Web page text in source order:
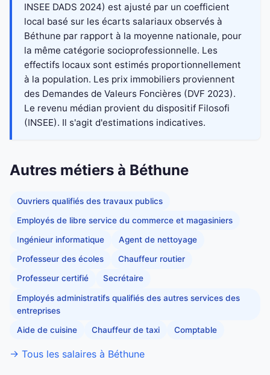
INSEE DADS 2024) est ajusté par un coefficient
local basé sur les écarts salariaux observés à
Béthune par rapport à la moyenne nationale, pour
la même catégorie socioprofessionnelle. Les
effectifs locaux sont estimés proportionnellement
à la population. Les prix immobiliers proviennent
des Demandes de Valeurs Foncières (DVF 2023).
Le revenu médian provient du dispositif Filosofi
(INSEE). Il s'agit d'estimations indicatives.
Autres métiers à Béthune
Ouvriers qualifiés des travaux publics
Employés de libre service du commerce et magasiniers
Ingénieur informatique Agent de nettoyage
Professeur des écoles Chauffeur routier
Professeur certifié Secrétaire
Employés administratifs qualifiés des autres services des
entreprises
Aide de cuisine Chauffeur de taxi Comptable
→ Tous les salaires à Béthune